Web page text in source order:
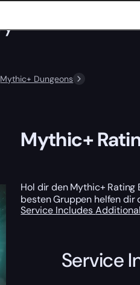
Mythic+ Dungeons
Mythic+
Hol dir den Mythic+ Rating
besten Gruppen helfen dir
Service Includes
Service